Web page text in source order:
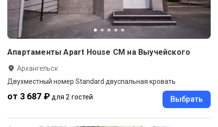
Апартаменты Apart House СМ на Выучейского
Архангельск
Двухместный номер Standard двуспальная кровать
от 3 687 ₽ для 2 гостей Выбрать